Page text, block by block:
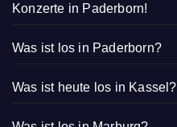
Konzerte in Paderborn!
Was ist los in Paderborn?
Was ist heute los in Kassel?